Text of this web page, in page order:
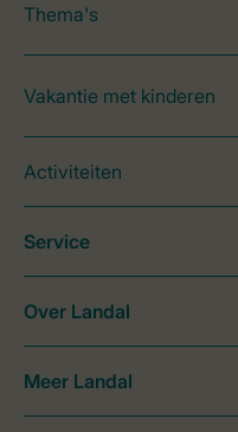
Thema's
Vakantie met kinderen
Activiteiten
Service
Over Landal
Meer Landal